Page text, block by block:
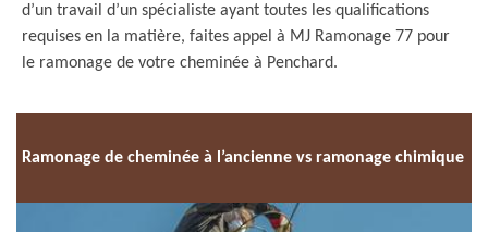
d’un travail d’un spécialiste ayant toutes les qualifications
requises en la matière, faites appel à MJ Ramonage 77 pour
le ramonage de votre cheminée à Penchard.
Ramonage de cheminée à l’ancienne vs ramonage chimique